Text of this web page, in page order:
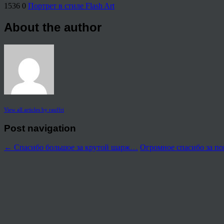
1536 0 Портрет в стиле Flash Art
About the author
View all articles by rauffri
Post navigation
← Спасибо большое за крутой шарж… Огромное спасибо за